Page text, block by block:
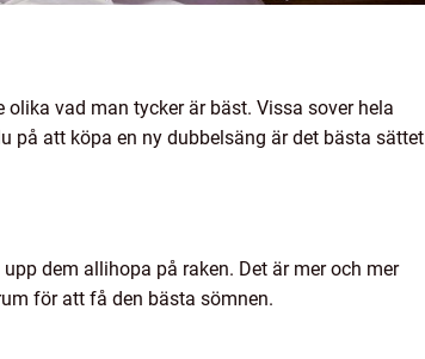
vad man tycker är bäst. Vissa sover hela
på att köpa en ny dubbelsäng är det bästa sättet
dem allihopa på raken. Det är mer och mer
för att få den bästa sömnen.